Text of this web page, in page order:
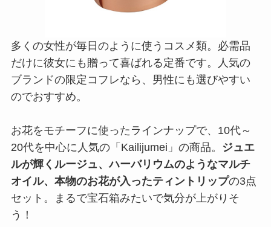
多くの女性が毎日のように使うコスメ類。必需品
だけに彼女にも贈って喜ばれる定番です。人気の
ブランドの限定コフレなら、男性にも選びやすい
のでおすすめ。
お花をモチーフに使ったラインナップで、10代～
20代を中心に人気の「Kailijumei」の商品。
ジュエ
ルが輝くルージュ、ハーバリウムのようなマルチ
オイル、本物のお花が入ったティントリップの3点
セット。まるで宝石箱みたいで気分が上がりそ
う！